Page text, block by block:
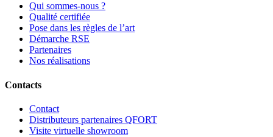
Qui sommes-nous ?
Qualité certifiée
Pose dans les règles de l’art
Démarche RSE
Partenaires
Nos réalisations
Contacts
Contact
Distributeurs partenaires QFORT
Visite virtuelle showroom